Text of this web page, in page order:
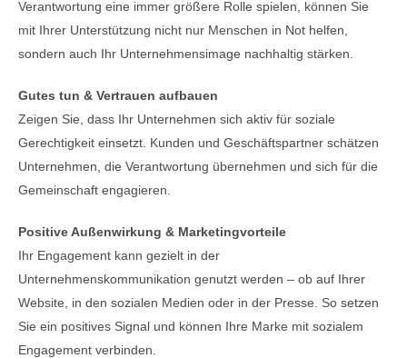
Verantwortung eine immer größere Rolle spielen, können Sie
mit Ihrer Unterstützung nicht nur Menschen in Not helfen,
sondern auch Ihr Unternehmensimage nachhaltig stärken.
Gutes tun & Vertrauen aufbauen
Zeigen Sie, dass Ihr Unternehmen sich aktiv für soziale
Gerechtigkeit einsetzt. Kunden und Geschäftspartner schätzen
Unternehmen, die Verantwortung übernehmen und sich für die
Gemeinschaft engagieren.
Positive Außenwirkung & Marketingvorteile
Ihr Engagement kann gezielt in der
Unternehmenskommunikation genutzt werden – ob auf Ihrer
Website, in den sozialen Medien oder in der Presse. So setzen
Sie ein positives Signal und können Ihre Marke mit sozialem
Engagement verbinden.